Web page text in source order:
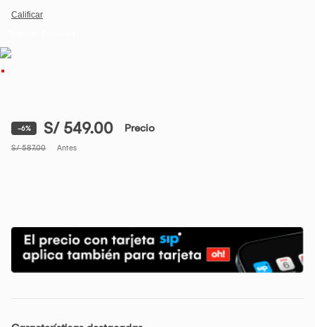
-6% S/ 549.00 Precio
S/ 587.00 Antes